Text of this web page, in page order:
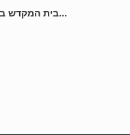
« בית המקדש בתרבות העברית המודרנית » דר’ שרינה חן...